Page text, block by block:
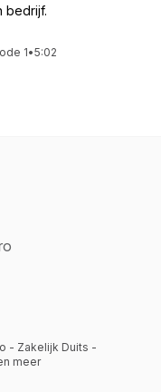
bedrijf.
1•5:02
- Zakelijk Duits -
meer